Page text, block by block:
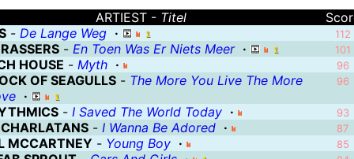
your mistakes for what they are: precious life lessons that
un ver vert
wils inschrieve om met de bus met te guen noa optrede van Tina
Gieren kunnen goed vliegen; dat is
ARTIEST - Titel
- De Lange Weg · 112
- En Toen Was Er Niets Meer · 101
HOUSE - Myth · 96
OF SEAGULLS- The More You Live The More
·
96
- I Saved The World Today · 93
- I Wanna Be Adored · 87
MCCARTNEY - Young Boy · 85